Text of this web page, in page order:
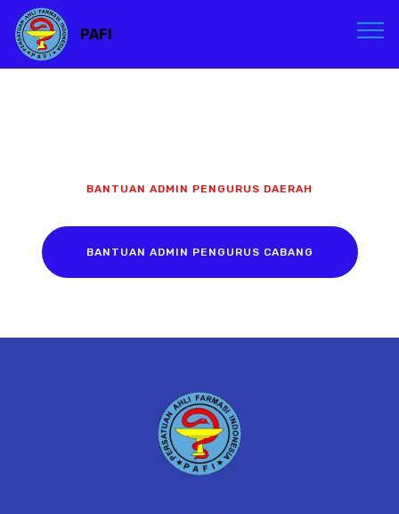
PAFI
BANTUAN ADMIN PENGURUS DAERAH
BANTUAN ADMIN PENGURUS CABANG